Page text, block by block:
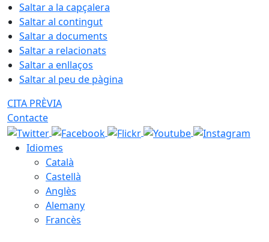
Saltar a la capçalera
Saltar al contingut
Saltar a documents
Saltar a relacionats
Saltar a enllaços
Saltar al peu de pàgina
CITA PRÈVIA
Contacte
Idiomes
Català
Castellà
Anglès
Alemany
Francès